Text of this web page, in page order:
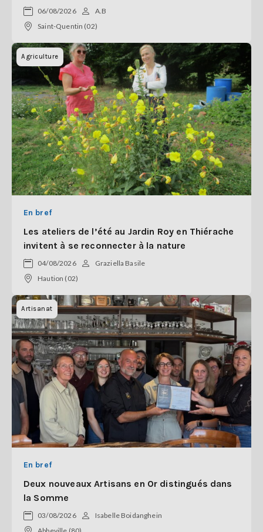
06/08/2026
A.B
Saint-Quentin (02)
Agriculture
En bref
Les ateliers de l’été au Jardin Roy en Thiérache
invitent à se reconnecter à la nature
04/08/2026
Graziella Basile
Haution (02)
Artisanat
En bref
Deux nouveaux Artisans en Or distingués dans
la Somme
03/08/2026
Isabelle Boidanghein